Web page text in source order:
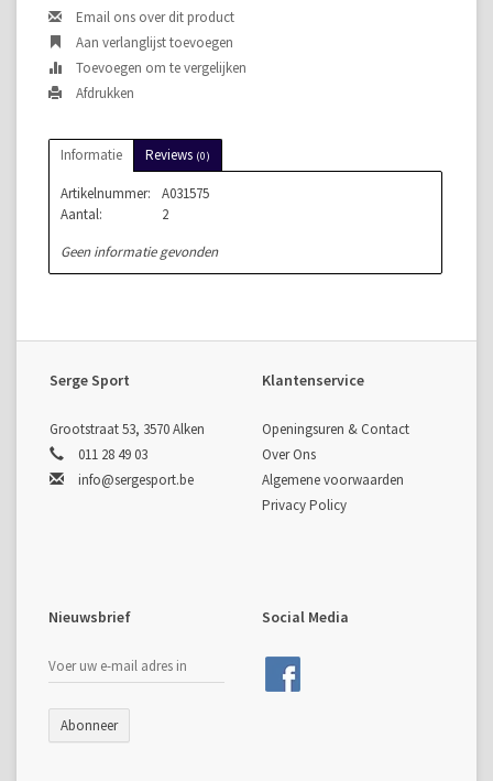
Email ons over dit product
Aan verlanglijst toevoegen
Toevoegen om te vergelijken
Afdrukken
Informatie Reviews (0)
Artikelnummer:
A031575
Aantal:
2
Geen informatie gevonden
Serge Sport
Grootstraat 53, 3570 Alken
011 28 49 03
info@sergesport.be
Klantenservice
Openingsuren & Contact
Over Ons
Algemene voorwaarden
Privacy Policy
Nieuwsbrief
Abonneer
Social Media